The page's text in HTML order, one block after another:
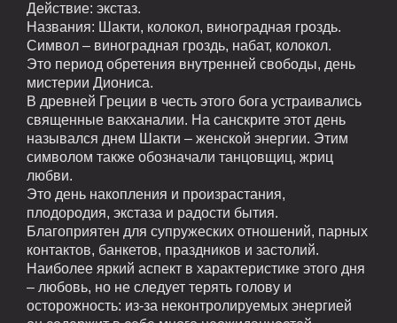
Действие: экстаз.
Названия: Шакти, колокол, виноградная гроздь.
Символ – виноградная гроздь, набат, колокол.
Это период обретения внутренней свободы, день
мистерии Диониса.
В древней Греции в честь этого бога устраивались
священные вакханалии. На санскрите этот день
назывался днем Шакти – женской энергии. Этим
символом также обозначали танцовщиц, жриц
любви.
Это день накопления и произрастания,
плодородия, экстаза и радости бытия.
Благоприятен для супружеских отношений, парных
контактов, банкетов, праздников и застолий.
Наиболее яркий аспект в характеристике этого дня
– любовь, но не следует терять голову и
осторожность: из-за неконтролируемых энергией